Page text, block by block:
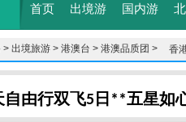
首页 出境游 国内游
> 出境旅游 > 港澳台 > 港澳品质团 >
香
酒
自由行双飞5日**五星如